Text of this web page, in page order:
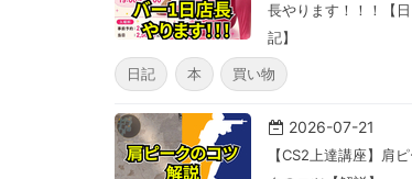
長やります！！！【日
記】
日記 本 買い物
2026-07-21
【CS2上達講座】肩